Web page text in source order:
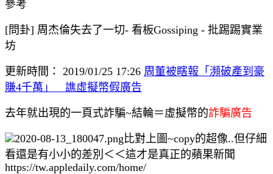
參考
[問卦] 周杰倫失去了一切- 看板Gossiping - 批踢踢實業
坊
更新時間： 2019/01/25 17:26 周董被瞎報「瀕破產到豪
賺4千萬」 譙虛擬幣假廣告
去年就出現的一頁式詐騙~結輪＝虛擬幣的詐騙廣告
比對上圖~copy的超像..但仔細
看還是有小小的差別＜＜這才是真正的蘋果新聞
https://tw.appledaily.com/home/